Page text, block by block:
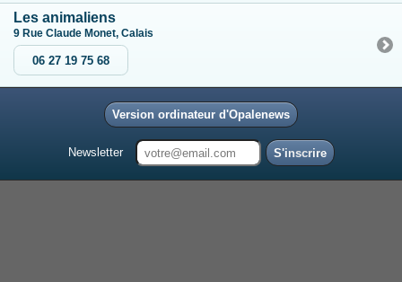
Les animaliens
9 Rue Claude Monet, Calais
06 27 19 75 68
Version ordinateur d'Opalenews
Newsletter S'inscrire